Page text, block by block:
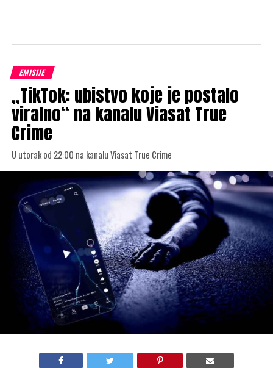
EMISIJE
„TikTok: ubistvo koje je postalo
viralno“ na kanalu Viasat True
Crime
U utorak od 22:00 na kanalu Viasat True Crime